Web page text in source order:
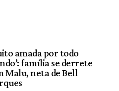
amada por todo
família se derrete
Malu, neta de Bell